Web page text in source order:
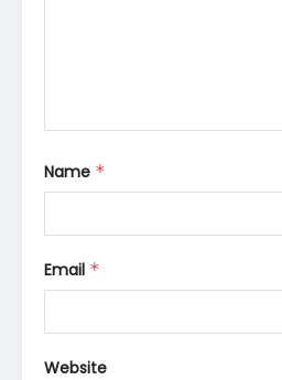
Name *
Email *
Website